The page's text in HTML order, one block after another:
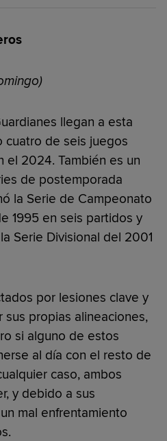
llegan a esta
cuatro de seis juegos
el 2024. También es un
de postemporada
la Serie de Campeonato
1995 en seis partidos y
Serie Divisional del 2001
por lesiones clave y
propias alineaciones,
si alguno de estos
al día con el resto de
caso, ambos
y debido a sus
mal enfrentamiento